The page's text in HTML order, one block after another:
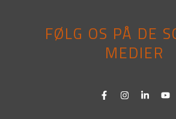
FØLG OS PÅ DE
MEDIER
F
a
I
n
L
i
Y
o